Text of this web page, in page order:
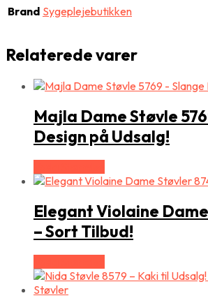
Brand Sygeplejebutikken
Relaterede varer
Majla Dame Støvle
Design på Udsalg!
Elegant Violaine
– Sort Tilbud!